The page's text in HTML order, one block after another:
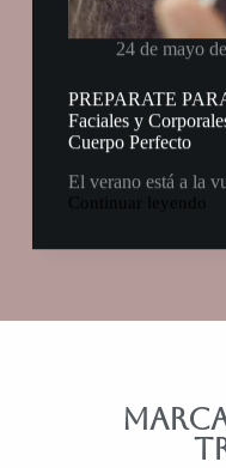
24 de mayo
PREPARATE
Faciales y
Cuerpo Perfecto
El verano está a la
Continuar leyendo